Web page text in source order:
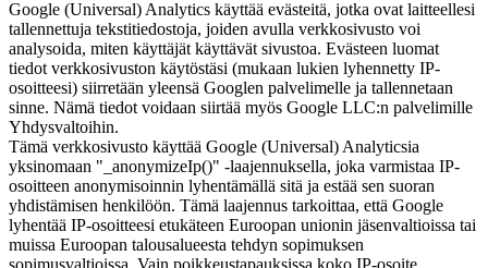
Google (Universal) Analytics käyttää evästeitä, jotka ovat laitteellesi
tallennettuja tekstitiedostoja, joiden avulla verkkosivusto voi
analysoida, miten käyttäjät käyttävät sivustoa. Evästeen luomat
tiedot verkkosivuston käytöstäsi (mukaan lukien lyhennetty IP-
osoitteesi) siirretään yleensä Googlen palvelimelle ja tallennetaan
sinne. Nämä tiedot voidaan siirtää myös Google LLC:n palvelimille
Yhdysvaltoihin.
Tämä verkkosivusto käyttää Google (Universal) Analyticsia
yksinomaan "_anonymizeIp()" -laajennuksella, joka varmistaa IP-
osoitteen anonymisoinnin lyhentämällä sitä ja estää sen suoran
yhdistämisen henkilöön. Tämä laajennus tarkoittaa, että Google
lyhentää IP-osoitteesi etukäteen Euroopan unionin jäsenvaltioissa tai
muissa Euroopan talousalueesta tehdyn sopimuksen
sopimusvaltioissa. Vain poikkeustapauksissa koko IP-osoite